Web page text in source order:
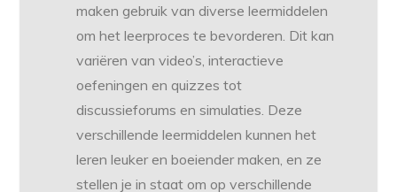
maken gebruik van diverse leermiddelen
om het leerproces te bevorderen. Dit kan
variëren van video’s, interactieve
oefeningen en quizzes tot
discussieforums en simulaties. Deze
verschillende leermiddelen kunnen het
leren leuker en boeiender maken, en ze
stellen je in staat om op verschillende